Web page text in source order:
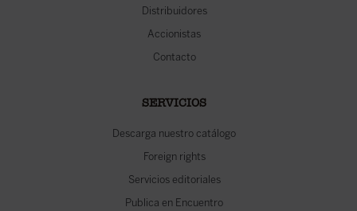
Distribuidores
Accionistas
Contacto
SERVICIOS
Descarga nuestro catálogo
Foreign rights
Servicios editoriales
Publica en Encuentro